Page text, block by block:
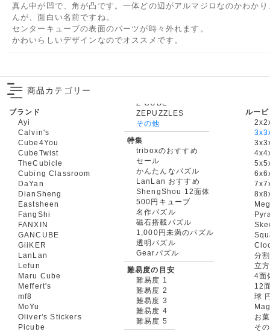
真ん中が凹で、角が凸です。一体どの辺がアルマジロなのかわかり
んが、面白い名前ですね。
センターキューブの表面のパーツが時々外れます。
かわいらしいデザインなのでオススメです。
商品カテゴリー
ブランド
Ayi
Calvin's
Cube4You
CubeTwist
TheCubicle
Cubing Classroom
DaYan
DianSheng
Eastsheen
FangShi
FANXIN
GANCUBE
GiiKER
LanLan
Lefun
Maru Cube
Meffert's
mf8
MoYu
Oliver's Stickers
Picube
ZEPUZZLES
その他
特集
triboxのおすすめ
セール
かんたんなパズル
LanLan おすすめ
ShengShou 12面体
500円キューブ
名作パズル
磁石搭載パズル
1,000円未満のパズル
透明パズル
Gearパズル
難易度の目安
難易度 1
難易度 2
難易度 3
難易度 4
難易度 5
ルー
分
立
4面
12
球
お
そ